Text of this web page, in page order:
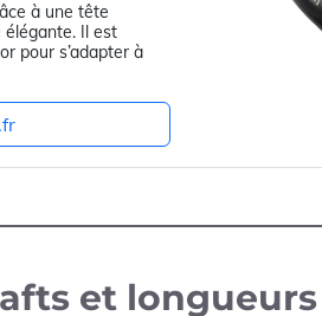
à une tête
Il est
pour s’adapter à
et longueurs